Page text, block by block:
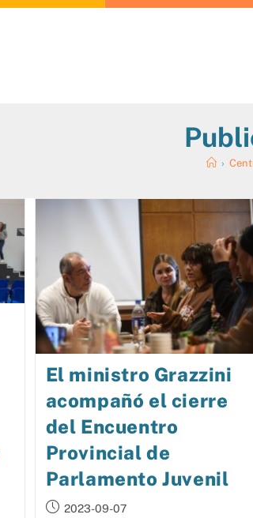
›
El ministro Grazzini
acompañó el cierre
del Encuentro
Provincial de
Parlamento Juvenil
2023-09-07